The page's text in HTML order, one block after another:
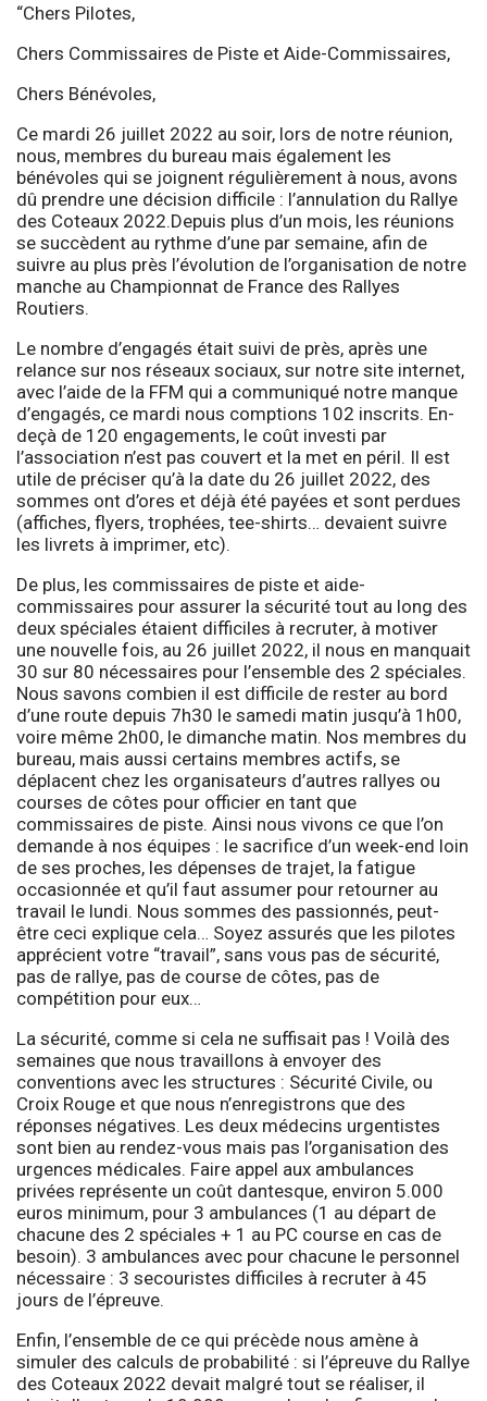
“Chers Pilotes,
Chers Commissaires de Piste et Aide-Commissaires,
Chers Bénévoles,
Ce mardi 26 juillet 2022 au soir, lors de notre réunion,
nous, membres du bureau mais également les
bénévoles qui se joignent régulièrement à nous, avons
dû prendre une décision difficile : l’annulation du Rallye
des Coteaux 2022.Depuis plus d’un mois, les réunions
se succèdent au rythme d’une par semaine, afin de
suivre au plus près l’évolution de l’organisation de notre
manche au Championnat de France des Rallyes
Routiers.
Le nombre d’engagés était suivi de près, après une
relance sur nos réseaux sociaux, sur notre site internet,
avec l’aide de la FFM qui a communiqué notre manque
d’engagés, ce mardi nous comptions 102 inscrits. En-
deçà de 120 engagements, le coût investi par
l’association n’est pas couvert et la met en péril. Il est
utile de préciser qu’à la date du 26 juillet 2022, des
sommes ont d’ores et déjà été payées et sont perdues
(affiches, flyers, trophées, tee-shirts… devaient suivre
les livrets à imprimer, etc).
De plus, les commissaires de piste et aide-
commissaires pour assurer la sécurité tout au long des
deux spéciales étaient difficiles à recruter, à motiver
une nouvelle fois, au 26 juillet 2022, il nous en manquait
30 sur 80 nécessaires pour l’ensemble des 2 spéciales.
Nous savons combien il est difficile de rester au bord
d’une route depuis 7h30 le samedi matin jusqu’à 1h00,
voire même 2h00, le dimanche matin. Nos membres du
bureau, mais aussi certains membres actifs, se
déplacent chez les organisateurs d’autres rallyes ou
courses de côtes pour officier en tant que
commissaires de piste. Ainsi nous vivons ce que l’on
demande à nos équipes : le sacrifice d’un week-end loin
de ses proches, les dépenses de trajet, la fatigue
occasionnée et qu’il faut assumer pour retourner au
travail le lundi. Nous sommes des passionnés, peut-
être ceci explique cela… Soyez assurés que les pilotes
apprécient votre “travail”, sans vous pas de sécurité,
pas de rallye, pas de course de côtes, pas de
compétition pour eux…
La sécurité, comme si cela ne suffisait pas ! Voilà des
semaines que nous travaillons à envoyer des
conventions avec les structures : Sécurité Civile, ou
Croix Rouge et que nous n’enregistrons que des
réponses négatives. Les deux médecins urgentistes
sont bien au rendez-vous mais pas l’organisation des
urgences médicales. Faire appel aux ambulances
privées représente un coût dantesque, environ 5.000
euros minimum, pour 3 ambulances (1 au départ de
chacune des 2 spéciales + 1 au PC course en cas de
besoin). 3 ambulances avec pour chacune le personnel
nécessaire : 3 secouristes difficiles à recruter à 45
jours de l’épreuve.
Enfin, l’ensemble de ce qui précède nous amène à
simuler des calculs de probabilité : si l’épreuve du Rallye
des Coteaux 2022 devait malgré tout se réaliser, il